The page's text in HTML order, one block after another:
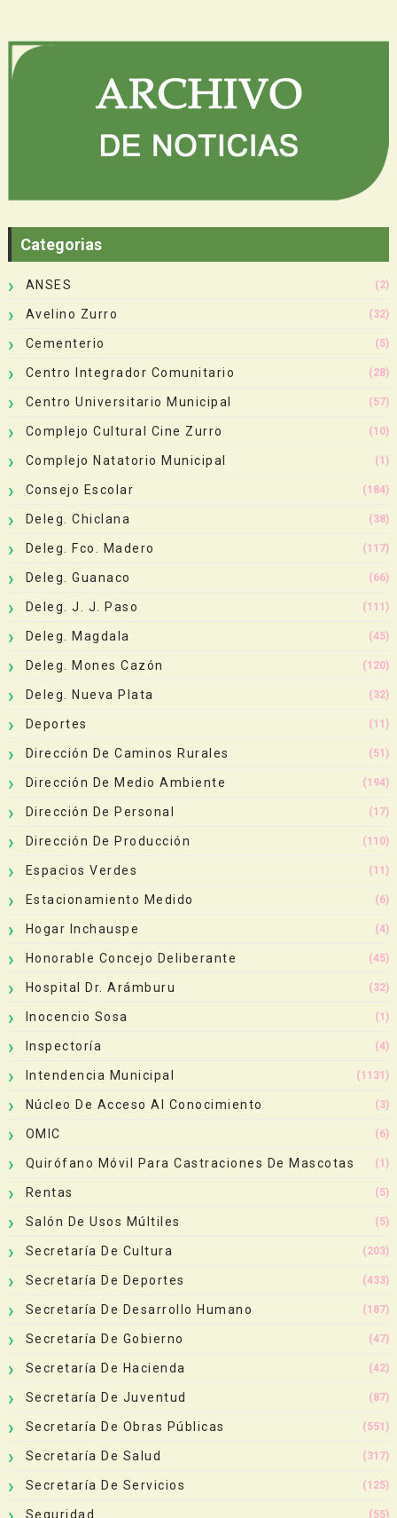
Categorias
ANSES (2)
Avelino Zurro (32)
Cementerio (5)
Centro Integrador Comunitario (28)
Centro Universitario Municipal (57)
Complejo Cultural Cine Zurro (10)
Complejo Natatorio Municipal (1)
Consejo Escolar (184)
Deleg. Chiclana (38)
Deleg. Fco. Madero (117)
Deleg. Guanaco (66)
Deleg. J. J. Paso (111)
Deleg. Magdala (45)
Deleg. Mones Cazón (120)
Deleg. Nueva Plata (32)
Deportes (11)
Dirección De Caminos Rurales (51)
Dirección De Medio Ambiente (194)
Dirección De Personal (17)
Dirección De Producción (110)
Espacios Verdes (11)
Estacionamiento Medido (6)
Hogar Inchauspe (4)
Honorable Concejo Deliberante (45)
Hospital Dr. Arámburu (32)
Inocencio Sosa (1)
Inspectoría (4)
Intendencia Municipal (1131)
Núcleo De Acceso Al Conocimiento (3)
OMIC (6)
Quirófano Móvil Para Castraciones De Mascotas (1)
Rentas (5)
Salón De Usos Múltiles (5)
Secretaría De Cultura (203)
Secretaría De Deportes (433)
Secretaría De Desarrollo Humano (187)
Secretaría De Gobierno (47)
Secretaría De Hacienda (42)
Secretaría De Juventud (87)
Secretaría De Obras Públicas (551)
Secretaría De Salud (317)
Secretaría De Servicios (125)
Seguridad (55)